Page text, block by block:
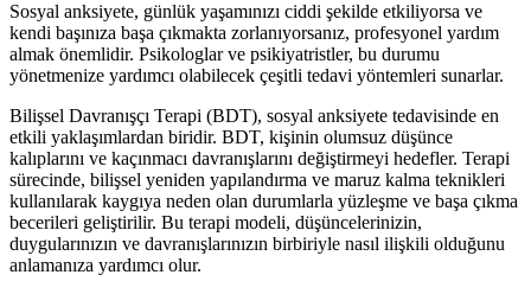
Sosyal anksiyete, günlük yaşamınızı ciddi şekilde etkiliyorsa ve
kendi başınıza başa çıkmakta zorlanıyorsanız, profesyonel yardım
almak önemlidir. Psikologlar ve psikiyatristler, bu durumu
yönetmenize yardımcı olabilecek çeşitli tedavi yöntemleri sunarlar.
Bilişsel Davranışçı Terapi (BDT), sosyal anksiyete tedavisinde en
etkili yaklaşımlardan biridir. BDT, kişinin olumsuz düşünce
kalıplarını ve kaçınmacı davranışlarını değiştirmeyi hedefler. Terapi
sürecinde, bilişsel yeniden yapılandırma ve maruz kalma teknikleri
kullanılarak kaygıya neden olan durumlarla yüzleşme ve başa çıkma
becerileri geliştirilir. Bu terapi modeli, düşüncelerinizin,
duygularınızın ve davranışlarınızın birbiriyle nasıl ilişkili olduğunu
anlamanıza yardımcı olur.